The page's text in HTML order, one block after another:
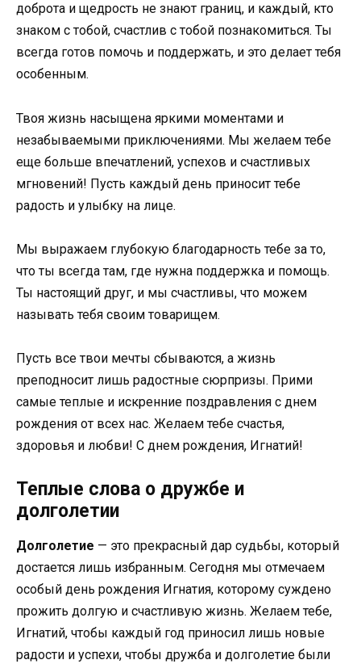
доброта и щедрость не знают границ, и каждый, кто
знаком с тобой, счастлив с тобой познакомиться. Ты
всегда готов помочь и поддержать, и это делает тебя
особенным.
Твоя жизнь насыщена яркими моментами и
незабываемыми приключениями. Мы желаем тебе
еще больше впечатлений, успехов и счастливых
мгновений! Пусть каждый день приносит тебе
радость и улыбку на лице.
Мы выражаем глубокую благодарность тебе за то,
что ты всегда там, где нужна поддержка и помощь.
Ты настоящий друг, и мы счастливы, что можем
называть тебя своим товарищем.
Пусть все твои мечты сбываются, а жизнь
преподносит лишь радостные сюрпризы. Прими
самые теплые и искренние поздравления с днем
рождения от всех нас. Желаем тебе счастья,
здоровья и любви! С днем рождения, Игнатий!
Теплые слова о дружбе и
долголетии
Долголетие — это прекрасный дар судьбы, который
достается лишь избранным. Сегодня мы отмечаем
особый день рождения Игнатия, которому суждено
прожить долгую и счастливую жизнь. Желаем тебе,
Игнатий, чтобы каждый год приносил лишь новые
радости и успехи, чтобы дружба и долголетие были